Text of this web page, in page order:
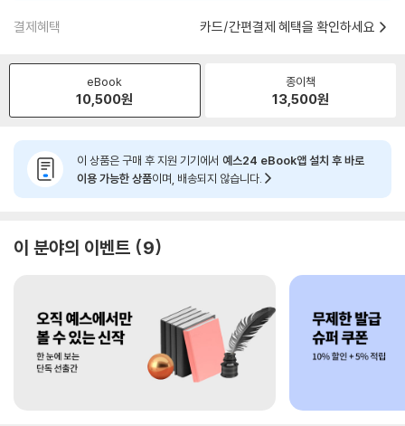
결제혜택 카드/간편결제 혜택을 확인하세요
eBook
10,500원
종이책
13,500원
이 상품은 구매 후 지원 기기에서 예스24 eBook앱 설치 후 바로
이용 가능한 상품이며, 배송되지 않습니다.
이 분야의 이벤트 9